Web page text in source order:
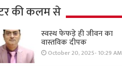
की कलम से
स्वस्थ फेफड़े ही जीवन का
वास्तविक दीपक
October 20, 2025- 10:29 AM